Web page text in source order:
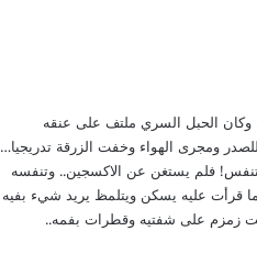
ونود الجديد في الطب … فقد ولد لي مولود -ولله الحمد- قبل 3 أيام … وكان الحبل السري ملتف على عنقه
ومجرى الهواء وخفت الزرقة تدريجيا…
فلم يستغن عن الاكسجين.. وتنفسه
قرأت عليه يسكن ويتلمظ يريد شيء بفيه
زمزم على شفتيه وقطرات بفمه..